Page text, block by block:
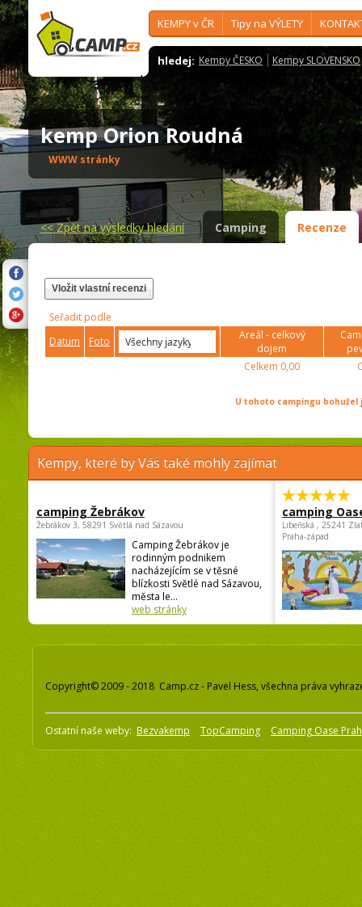
KEMPY v ČR Tipy na VÝLETY
hledej: Kempy ČESKO Kempy SLOVENSKO
kemp Orion Roudná
WWW stránky
<<Zpět na výsledky hledání Camping Recenze
Vložit vlastní recenzi
Seřadit podle
Datum
Foto
Areál - celkový
dojem
Celkem 0,00
U tohoto campingu
Kempy, které by Vás také mohly zajímat
camping Žebrákov
Žebrákov 3, 58291 Světlá nad Sázavou
Camping Žebrákov je
rodinným podnikem
nacházejícím se v těsné
blízkosti Světlé nad Sázavou,
města le...
web stránky
camping
Libeňská , 25241
Praha-západ
Copyright© 2009 - 2018 Camp.cz - Pavel Hess, všechna práva
Ostatní naše weby: Bezvakemp TopCamping Camping Oase